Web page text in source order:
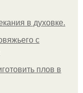
в духовке.
с
плов в